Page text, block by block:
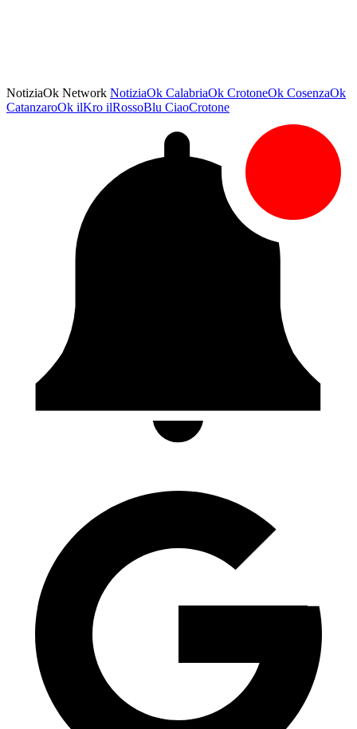
NotiziaOk Network NotiziaOk CalabriaOk CrotoneOk CosenzaOk
CatanzaroOk ilKro ilRossoBlu CiaoCrotone